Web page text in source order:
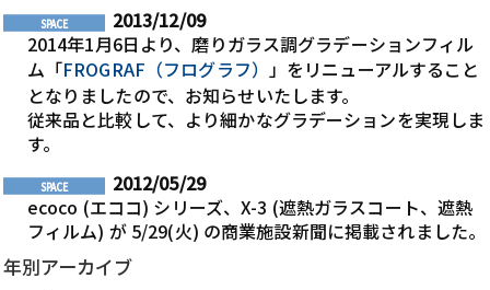
2013/12/09
2014年1月6日より、磨りガラス調グラデーションフィル
ム「FROGRAF（フログラフ） 」をリニューアルすること
となりましたので、お知らせいたします。
従来品と比較して、より細かなグラデーションを実現しま
す。
2012/05/29
ecoco (エココ) シリーズ、X-3 (遮熱ガラスコート、遮熱
フィルム) が 5/29(火) の商業施設新聞に掲載されました。
年別アーカイブ